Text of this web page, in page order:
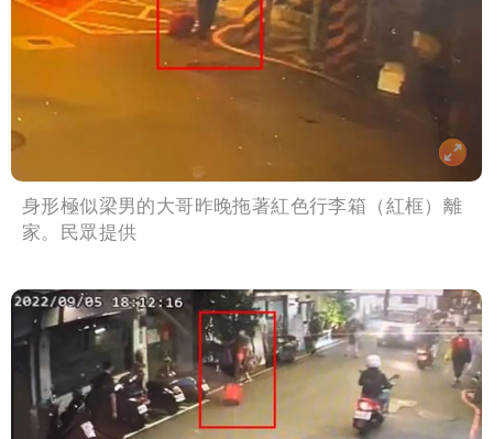
身形極似梁男的大哥昨晚拖著紅色行李箱（紅框）離
家。民眾提供